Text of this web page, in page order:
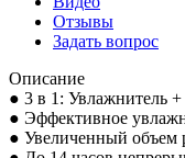
Отзывы
Задать вопрос
Описание
● 3 в 1: Увлажнитель
● Эффективное
● Увеличенный объем